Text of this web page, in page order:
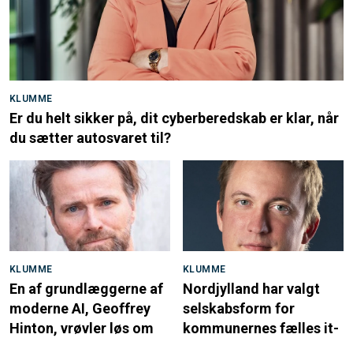
KLUMME
Er du helt sikker på, dit cyberberedskab er klar, når
du sætter autosvaret til?
KLUMME
En af grundlæggerne af
moderne AI, Geoffrey
Hinton, vrøvler løs om
KLUMME
Nordjylland har valgt
selskabsform for
kommunernes fælles it-